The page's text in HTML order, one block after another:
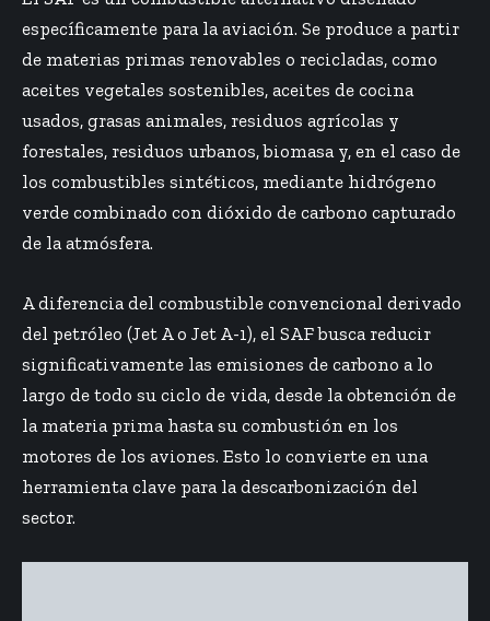
específicamente para la aviación. Se produce a partir
de materias primas renovables o recicladas, como
aceites vegetales sostenibles, aceites de cocina
usados, grasas animales, residuos agrícolas y
forestales, residuos urbanos, biomasa y, en el caso de
los combustibles sintéticos, mediante hidrógeno
verde combinado con dióxido de carbono capturado
de la atmósfera.
A diferencia del combustible convencional derivado
del petróleo (Jet A o Jet A-1), el SAF busca reducir
significativamente las emisiones de carbono a lo
largo de todo su ciclo de vida, desde la obtención de
la materia prima hasta su combustión en los
motores de los aviones. Esto lo convierte en una
herramienta clave para la descarbonización del
sector.